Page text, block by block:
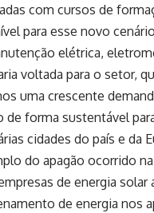
com cursos de
para esse novo
elétrica,
voltada para o setor,
uma crescente
de forma sustentável
cidades do país e da
do apagão ocorrido
de energia
de energia nos